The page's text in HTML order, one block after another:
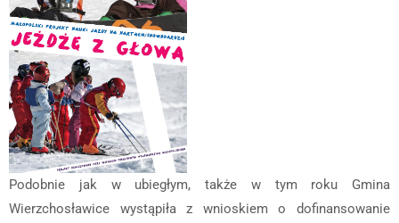
Podobnie jak w ubiegłym, także w tym roku Gmina
Wierzchosławice wystąpiła z wnioskiem o dofinansowanie